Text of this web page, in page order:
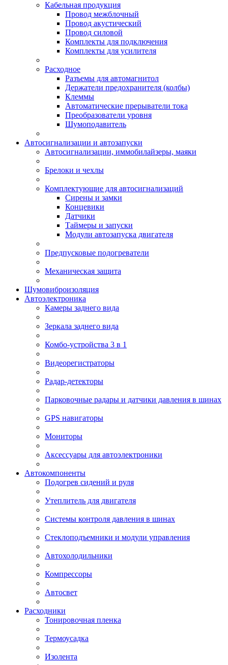
Кабельная продукция
Провод межблочный
Провод акустический
Провод силовой
Комплекты для подключения
Комплекты для усилителя
Расходное
Разъемы для автомагнитол
Держатели предохранителя (колбы)
Клеммы
Автоматические прерыватели тока
Преобразователи уровня
Шумоподавитель
Автосигнализации и автозапуски
Автосигнализации, иммобилайзеры, маяки
Брелоки и чехлы
Комплектующие для автосигнализаций
Сирены и замки
Концевики
Датчики
Таймеры и запуски
Модули автозапуска двигателя
Предпусковые подогреватели
Механическая защита
Шумовиброизоляция
Автоэлектроника
Камеры заднего вида
Зеркала заднего вида
Комбо-устройства 3 в 1
Видеорегистраторы
Радар-детекторы
Парковочные радары и датчики давления в шинах
GPS навигаторы
Мониторы
Аксессуары для автоэлектроники
Автокомпоненты
Подогрев сидений и руля
Утеплитель для двигателя
Системы контроля давления в шинах
Стеклоподъемники и модули управления
Автохолодильники
Компрессоры
Автосвет
Расходники
Тонировочная пленка
Термоусадка
Изолента